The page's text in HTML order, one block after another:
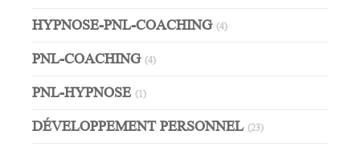
HYPNOSE-PNL-COACHING (4)
PNL-COACHING (4)
PNL-HYPNOSE (1)
DÉVELOPPEMENT PERSONNEL (23)